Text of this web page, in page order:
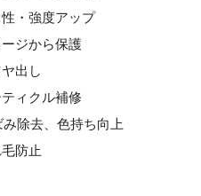
・強度アップ
ジから保護
出し
ィクル補修
除去、色持ち向上
防止